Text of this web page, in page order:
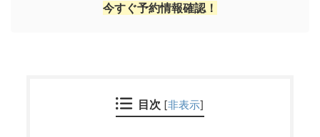
今すぐ予約情報確認！
目次 [非表示]